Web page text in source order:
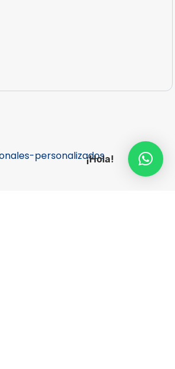
personalizados
¡Hola!